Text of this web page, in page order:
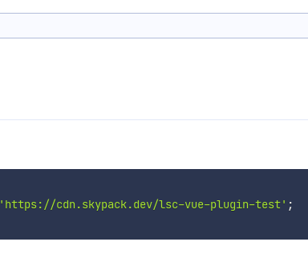
'https://cdn.skypack.dev/lsc-vue-plugin-test' ;